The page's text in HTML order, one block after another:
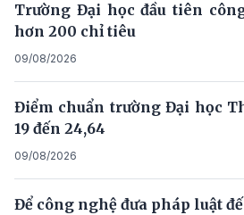
Trường Đại học đầu tiên
hơn 200 chỉ tiêu
09/08/2026
Điểm chuẩn trường Đại học
19 đến 24,64
09/08/2026
Để công nghệ đưa pháp luật